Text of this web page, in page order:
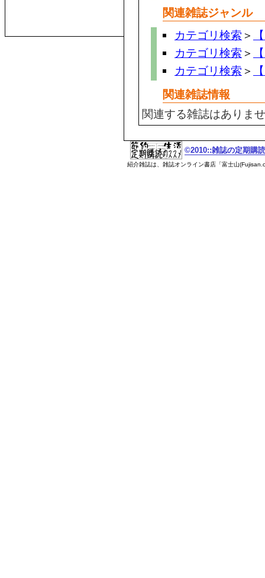
関連雑誌ジャンル
カテゴリ検索 ＞
カテゴリ検索 ＞
カテゴリ検索 ＞
関連雑誌情報
関連する雑誌はありま
©2010::雑誌の定期購
紹介雑誌は、雑誌オンライン書店「富士山